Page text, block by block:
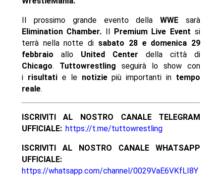
Il prossimo grande evento dellaWWE sarà
Elimination Chamber.
Premium Live Event si
terrà nella notte di sabato 28 e domenica 29
febbraio alloUnited Center della città di
Chicago. Tuttowrestling seguirà lo show con
i risultatie le notiziepiù importanti in tempo
reale.
ISCRIVITI AL NOSTRO CANALE TELEGRAM
UFFICIALE: https://t.me/tuttowrestling
ISCRIVITI AL NOSTRO CANALE WHATSAPP
UFFICIALE:
https://whatsapp.com/channel/0029VaE6VKfLI8Y